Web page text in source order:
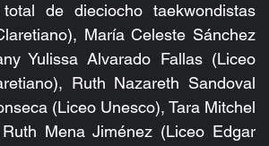
de dieciocho taekwondistas
María Celeste Sánchez
Yulissa Alvarado Fallas (Liceo
Ruth Nazareth Sandoval
(Liceo Unesco), Tara Mitchel
Mena Jiménez (Liceo Edgar